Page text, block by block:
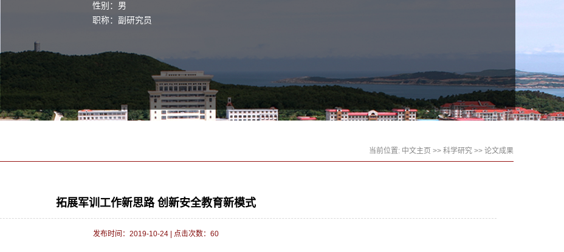
性别：男
职称：副研究员
当前位置: 中文主页 >> 科学研究 >> 论文成果
拓展军训工作新思路 创新安全教育新模式
发布时间：2019-10-24| 点击次数： 60